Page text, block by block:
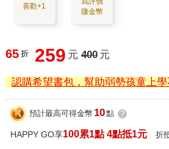
喜歡+1
賺金幣
65 折 259 元 400 元
認購希望書包，幫助弱勢孩童上學
預計最高可得金幣 10點 ?
HAPPY GO享100累1點 4點抵1元 折